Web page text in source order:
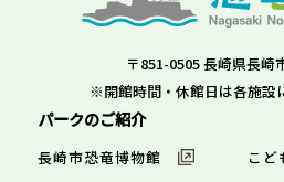
〒851-0505 長崎県長崎
※開館時間・休館日は各施設
パークのご紹介
長崎市恐竜博物館
こど